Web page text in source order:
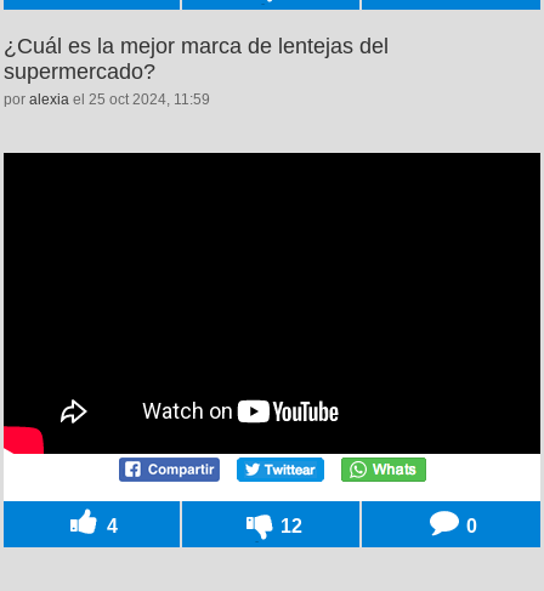
¿Cuál es la mejor marca de lentejas del
supermercado?
por alexia el 25 oct 2024, 11:59
4 12 0